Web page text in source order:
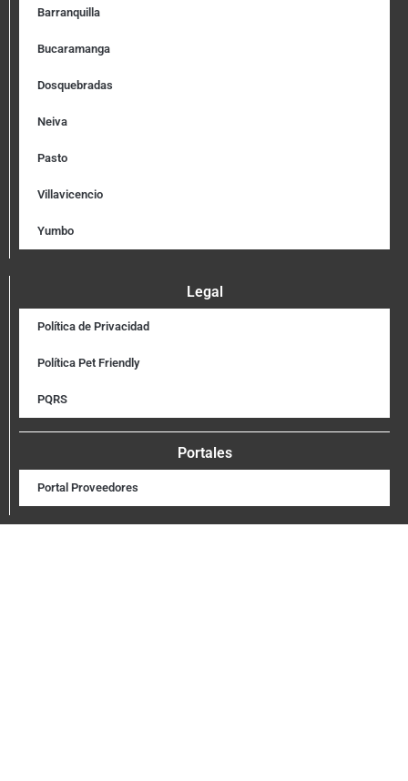
Barranquilla
Bucaramanga
Dosquebradas
Neiva
Pasto
Villavicencio
Yumbo
Legal
Política de Privacidad
Política Pet Friendly
PQRS
Portales
Portal Proveedores